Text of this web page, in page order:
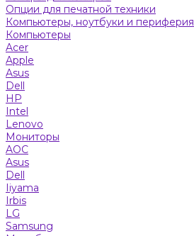
Опции для печатной техники
Компьютеры, ноутбуки и периферия
Компьютеры
Acer
Apple
Asus
Dell
HP
Intel
Lenovo
Мониторы
AOC
Asus
Dell
Iiyama
Irbis
LG
Samsung